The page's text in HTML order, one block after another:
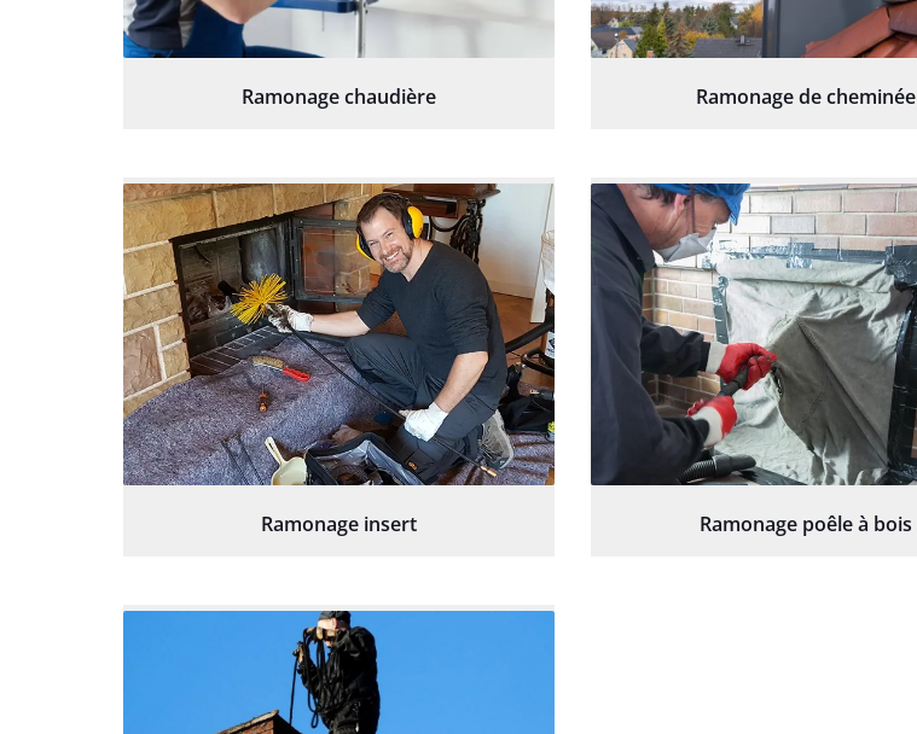
Ramonage chaudière Ramonage de cheminée
Ramonage insert Ramonage poêle à bois